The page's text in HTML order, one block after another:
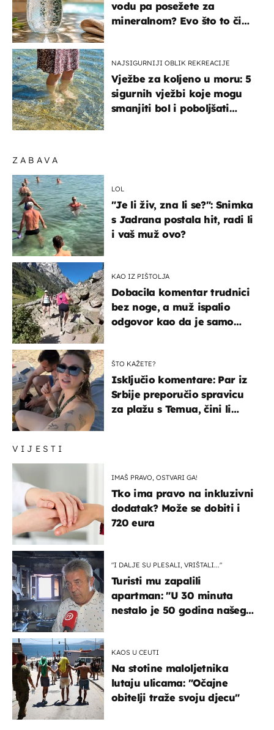
VIJESTI
IMAŠ PRAVO, OSTVARI GA!
Tko ima pravo na inkluzivni
dodatak? Može se dobiti i
720 eura
"I DALJE SU PLESALI, VRIŠTALI..."
Turisti mu zapalili
apartman: "U 30 minuta
nestalo je 50 godina našeg
KAOS U CEUTI
Na stotine maloljetnika
lutaju ulicama: "Očajne
obitelji traže svoju djecu"
ZABAVA
LOL
"Je li živ, zna li se?": Snimka
s Jadrana postala hit, radi li
i vaš muž ovo?
KAO IZ PIŠTOLJA
Dobacila komentar trudnici
bez noge, a muž ispalio
odgovor kao da je samo
ŠTO KAŽETE?
Isključio komentare: Par iz
Srbije preporučio spravicu
za plažu s Temua, čini li
vodu pa posežete za
mineralnom? Evo što to čini
NAJSIGURNIJI OBLIK REKREACIJE
Vježbe za koljeno u moru: 5
sigurnih vježbi koje mogu
smanjiti bol i poboljšati